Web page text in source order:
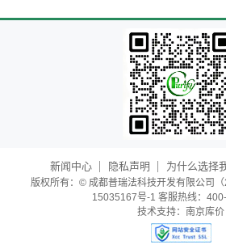
新闻中心 隐私声明 为什么选择
版权所有：© 成都普瑞法科技开发有限公司
15035167号-1 客服热线：
技术支持： 南京库价